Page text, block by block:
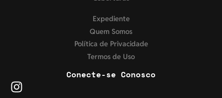
Expediente
Quem Somos
Política de Privacidade
Termos de Uso
Conecte-se Conosco